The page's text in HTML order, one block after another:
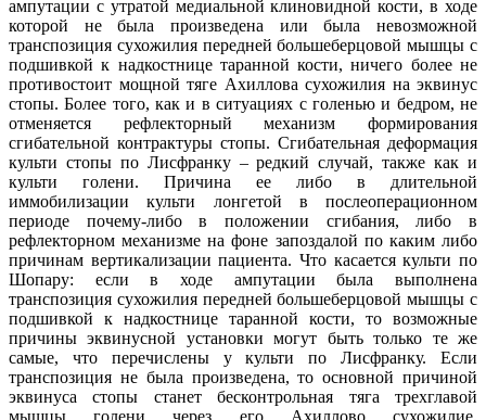
ампутации с утратой медиальной клиновидной кости, в ходе
которой не была произведена или была невозможной
транспозиция сухожилия передней большеберцовой мышцы с
подшивкой к надкостнице таранной кости, ничего более не
противостоит мощной тяге Ахиллова сухожилия на эквинус
стопы. Более того, как и в ситуациях с голенью и бедром, не
отменяется рефлекторный механизм формирования
сгибательной контрактуры стопы. Сгибательная деформация
культи стопы по Лисфранку – редкий случай, также как и
культи голени. Причина ее либо в длительной
иммобилизации культи лонгетой в послеоперационном
периоде почему-либо в положении сгибания, либо в
рефлекторном механизме на фоне запоздалой по каким либо
причинам вертикализации пациента. Что касается культи по
Шопару: если в ходе ампутации была выполнена
транспозиция сухожилия передней большеберцовой мышцы с
подшивкой к надкостнице таранной кости, то возможные
причины эквинусной установки могут быть только те же
самые, что перечислены у культи по Лисфранку. Если
транспозиция не была произведена, то основной причиной
эквинуса стопы станет бесконтрольная тяга трехглавой